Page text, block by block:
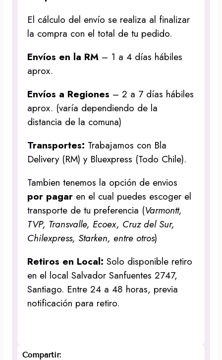
El cálculo del envío se realiza al finalizar
la compra con el total de tu pedido.
Envíos en la RM – 1 a 4 días hábiles
aprox.
Envíos a Regiones – 2 a 7 días hábiles
aprox. (varía dependiendo de la
distancia de la comuna)
Transportes: Trabajamos con Bla
Delivery (RM) y Bluexpress (Todo Chile).
Tambien tenemos la opción de envios
por pagar en el cual puedes escoger el
transporte de tu preferencia (Varmontt,
TVP, Transvalle, Ecoex, Cruz del Sur,
Chilexpress, Starken, entre otros)
Retiros en Local:Solo disponible retiro
en el local Salvador Sanfuentes 2747,
Santiago. Entre 24 a 48 horas, previa
notificación para retiro.
Compartir: